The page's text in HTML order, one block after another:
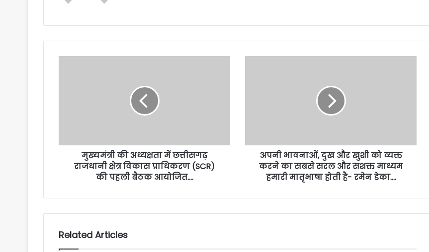
मुख्यमंत्री की अध्यक्षता में छत्तीसगढ़
राजधानी क्षेत्र विकास प्राधिकरण (SCR)
की पहली बैठक आयोजित….
अपनी भावनाओं, दुख और खुशी को व्यक्त
करने का सबसे सरल और सशक्त माध्यम
हमारी मातृभाषा होती है- रमेन डेका….
Related Articles